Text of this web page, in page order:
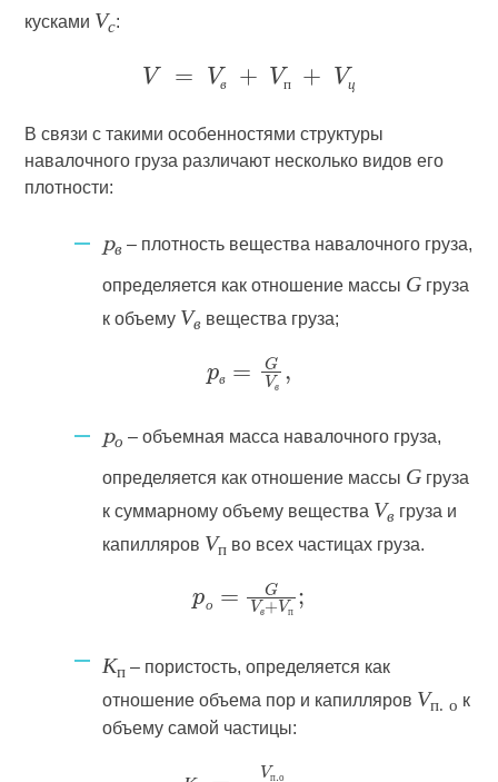
кусками Vc:
В связи с такими особенностями структуры
навалочного груза различают несколько видов его
плотности:
p
в
– плотность вещества навалочного груза,
определяется как отношение массы G груза
к объему Vв вещества груза;
p
о
– объемная масса навалочного груза,
определяется как отношение массы G груза
к суммарному объему вещества Vв груза и
капилляров Vп во всех частицах груза.
Кп – пористость, определяется как
отношение объема пор и капилляров Vп. о к
объему самой частицы: